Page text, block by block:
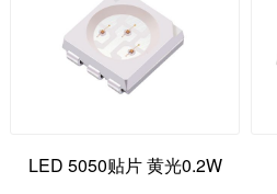
LED 5050贴片 黄光0.2W